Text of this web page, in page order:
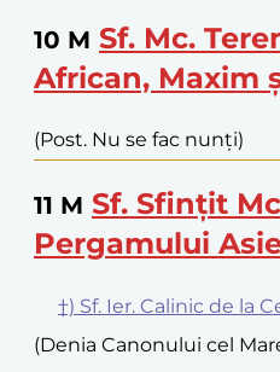
10 M Sf. Mc.
African, Maxim
(Post. Nu se fac nunți)
11 M Sf. Sfințit
Pergamului
†) Sf. Ier. Calinic de la
(Denia Canonului cel